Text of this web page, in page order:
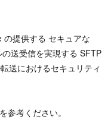
提供する セキュアな
送受信を実現する SFTP
送におけるセキュリティ
を参考ください。